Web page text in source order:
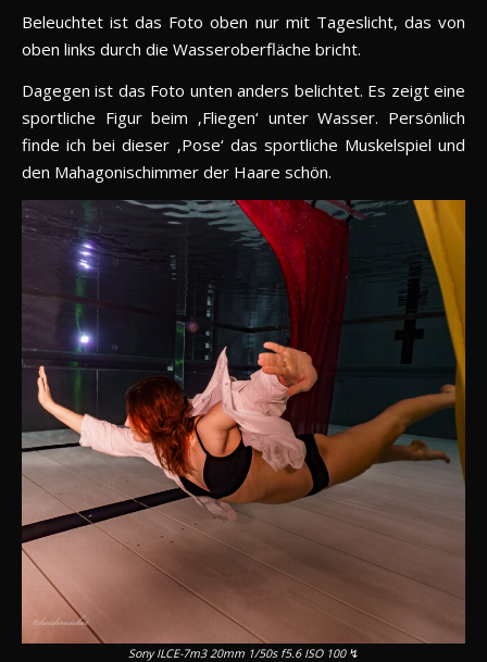
Beleuchtet ist das Foto oben nur mit Tageslicht, das von
oben links durch die Wasseroberfläche bricht.
Dagegen ist das Foto unten anders belichtet. Es zeigt eine
sportliche Figur beim ‚Fliegen‘ unter Wasser. Persönlich
finde ich bei dieser ‚Pose‘ das sportliche Muskelspiel und
den Mahagonischimmer der Haare schön.
Sony ILCE-7m3 20mm 1/50s f5.6 ISO 100 ↯